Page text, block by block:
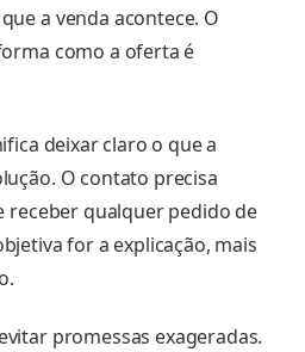
a venda acontece. O
como a oferta é
deixar claro o que a
O contato precisa
receber qualquer pedido de
for a explicação, mais
promessas exageradas.